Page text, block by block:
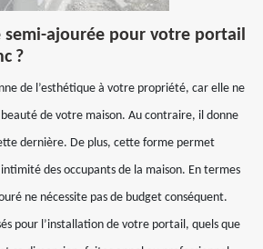
semi-ajourée pour votre portail
?
de l’esthétique à votre propriété, car elle ne
de votre maison. Au contraire, il donne
dernière. De plus, cette forme permet
des occupants de la maison. En termes
ne nécessite pas de budget conséquent.
pour l’installation de votre portail, quels que